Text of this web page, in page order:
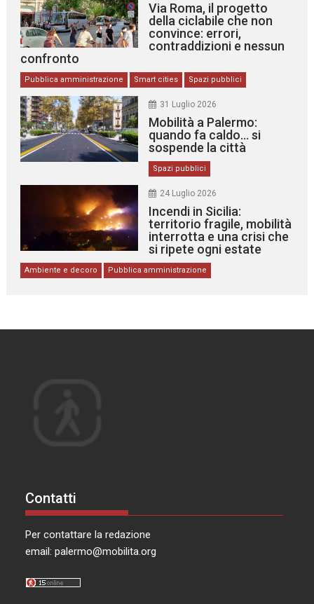
Via Roma, il progetto
della ciclabile che non
convince: errori,
contraddizioni e nessun
confronto
Pubblica amministrazione Smart cities Spazi pubblici
31 Luglio 2026
Mobilità a Palermo:
quando fa caldo… si
sospende la città
Spazi pubblici
24 Luglio 2026
Incendi in Sicilia:
territorio fragile, mobilità
interrotta e una crisi che
si ripete ogni estate
Ambiente e decoro Pubblica amministrazione
Contatti
Per contattare la redazione
email:palermo@mobilita.org